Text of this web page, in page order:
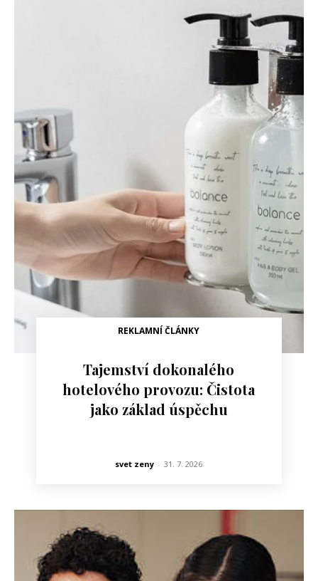
REKLAMNÍ ČLÁNKY
Tajemství dokonalého
hotelového provozu: Čistota
jako základ úspěchu
svet zeny - 31. 7. 2026